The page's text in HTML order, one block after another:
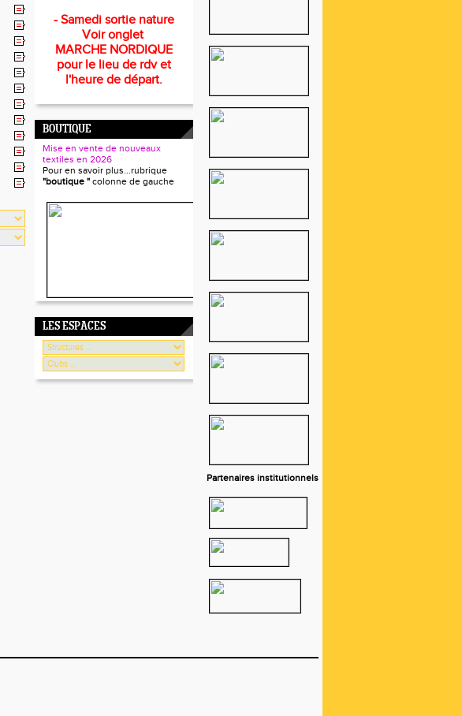
- Samedi sortie nature
Voir onglet
MARCHE NORDIQUE
pour le lieu de rdv et
l'heure de départ.
BOUTIQUE
Mise en vente de nouveaux
textiles en 2026
Pour en savoir plus...rubrique
"boutique " colonne de gauche
LES ESPACES
Partenaires institutionnels